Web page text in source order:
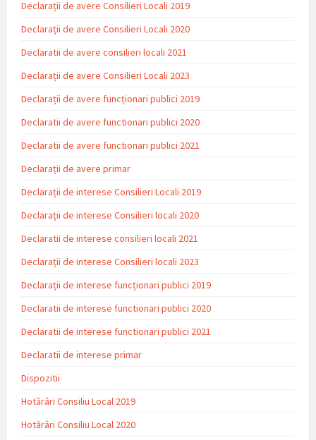
Declarații de avere Consilieri Locali 2019
Declarații de avere Consilieri Locali 2020
Declaratii de avere consilieri locali 2021
Declarații de avere Consilieri Locali 2023
Declarații de avere funcționari publici 2019
Declaratii de avere functionari publici 2020
Declaratii de avere functionari publici 2021
Declarații de avere primar
Declarații de interese Consilieri Locali 2019
Declarații de interese Consilieri locali 2020
Declaratii de interese consilieri locali 2021
Declarații de interese Consilieri locali 2023
Declarații de interese funcționari publici 2019
Declaratii de interese functionari publici 2020
Declaratii de interese functionari publici 2021
Declaratii de interese primar
Dispozitii
Hotărâri Consiliu Local 2019
Hotărâri Consiliu Local 2020